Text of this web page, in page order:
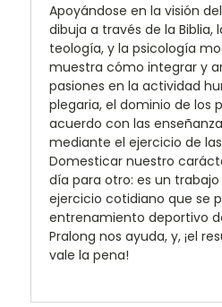
Apoyándose en la visión
dibuja a través de la Biblia,
teología, y la psicología
muestra cómo integrar y
pasiones en la actividad
plegaria, el dominio de los
acuerdo con las
mediante el ejercicio de
Domesticar nuestro
día para otro: es un
ejercicio cotidiano que se
entrenamiento deportivo
Pralong nos ayuda, y, ¡el
vale la pena!